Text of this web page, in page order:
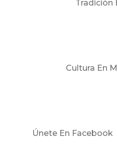
Tradición
Cultura En
Únete En Facebook